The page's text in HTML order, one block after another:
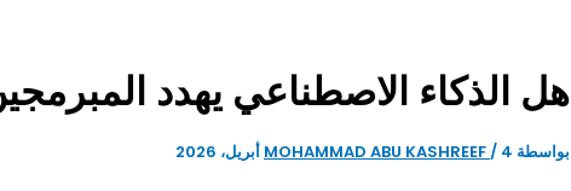
هل الذكاء الاصطناعي يهدد
بواسطة MOHAMMAD ABU KASHREEF / 4 أبريل، 2026